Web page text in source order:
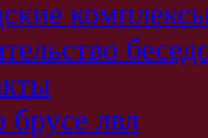
брусе лвл